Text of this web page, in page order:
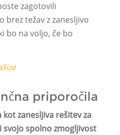
zagotovili
brez težav z zanesljivo
bo na voljo, če bo
priporočila
kot zanesljiva rešitev za
svojo spolno zmogljivost